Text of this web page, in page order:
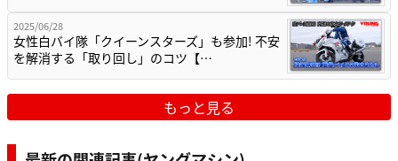
2025/06/28
女性白バイ隊「クイーンスターズ」も参加! 不安
を解消する「取り回し」のコツ【…
もっと見る